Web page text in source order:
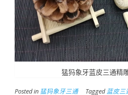
猛犸象牙蓝皮三通精
Posted in 猛犸象牙三通 Tagged蓝皮三